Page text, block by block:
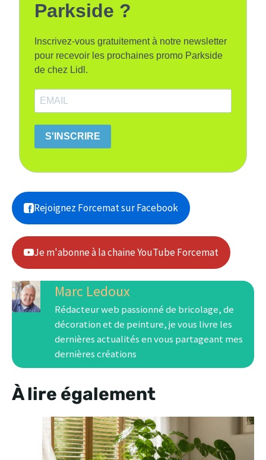
Parkside ?
Inscrivez-vous gratuitement à notre newsletter
pour recevoir les prochaines promo Parkside
de chez Lidl.
S'INSCRIRE
Rejoignez Forcemat sur Facebook
Je m'abonne à la chaine YouTube Forcemat
Marc Ledoux
Rédacteur web passionné de bricolage, de
décoration et de peinture, je vous livre les
dernières actualités en vous partageant mes
dernières créations
À lire également